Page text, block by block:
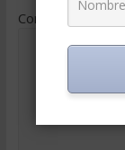
Comentario